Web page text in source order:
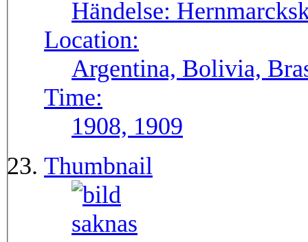
Händelse:
Location:
Argentina, Bolivia,
Time:
1908, 1909
Thumbnail